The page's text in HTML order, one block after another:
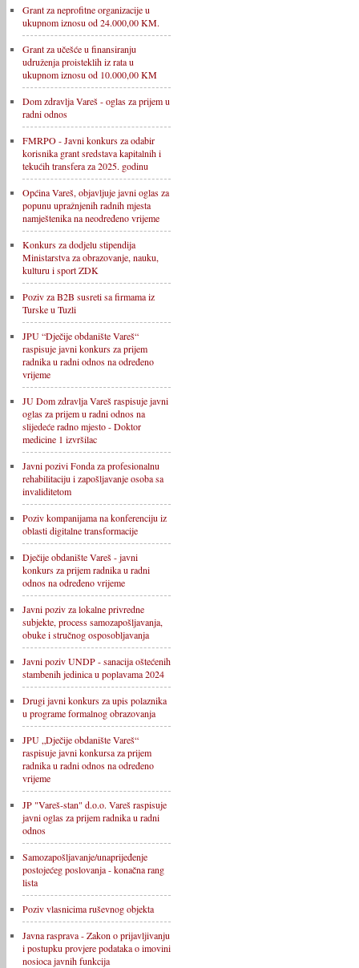
Grant za neprofitne organizacije u
ukupnom iznosu od 24.000,00 KM.
Grant za učešće u finansiranju
udruženja proisteklih iz rata u
ukupnom iznosu od 10.000,00 KM
Dom zdravlja Vareš - oglas za prijem u
radni odnos
FMRPO - Javni konkurs za odabir
korisnika grant sredstava kapitalnih i
tekućih transfera za 2025. godinu
Općina Vareš, objavljuje javni oglas za
popunu upražnjenih radnih mjesta
namještenika na neodređeno vrijeme
Konkurs za dodjelu stipendija
Ministarstva za obrazovanje, nauku,
kulturu i sport ZDK
Poziv za B2B susreti sa firmama iz
Turske u Tuzli
JPU “Dječije obdanište Vareš“
raspisuje javni konkurs za prijem
radnika u radni odnos na određeno
vrijeme
JU Dom zdravlja Vareš raspisuje javni
oglas za prijem u radni odnos na
slijedeće radno mjesto - Doktor
medicine 1 izvršilac
Javni pozivi Fonda za profesionalnu
rehabilitaciju i zapošljavanje osoba sa
invaliditetom
Poziv kompanijama na konferenciju iz
oblasti digitalne transformacije
Dječije obdanište Vareš - javni
konkurs za prijem radnika u radni
odnos na određeno vrijeme
Javni poziv za lokalne privredne
subjekte, process samozapošljavanja,
obuke i stručnog osposobljavanja
Javni poziv UNDP - sanacija oštećenih
stambenih jedinica u poplavama 2024
Drugi javni konkurs za upis polaznika
u programe formalnog obrazovanja
JPU „Dječije obdanište Vareš“
raspisuje javni konkursa za prijem
radnika u radni odnos na određeno
vrijeme
JP "Vareš-stan" d.o.o. Vareš raspisuje
javni oglas za prijem radnika u radni
odnos
Samozapošljavanje/unaprijeđenje
postojećeg poslovanja - konačna rang
lista
Poziv vlasnicima ruševnog objekta
Javna rasprava - Zakon o prijavljivanju
i postupku provjere podataka o imovini
nosioca javnih funkcija